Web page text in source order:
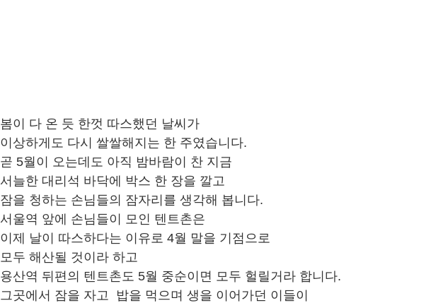
봄이 다 온 듯 한껏 따스했던 날씨가
이상하게도 다시 쌀쌀해지는 한 주였습니다.
곧 5월이 오는데도 아직 밤바람이 찬 지금
서늘한 대리석 바닥에 박스 한 장을 깔고
잠을 청하는 손님들의 잠자리를 생각해 봅니다.
서울역 앞에 손님들이 모인 텐트촌은
이제 날이 따스하다는 이유로 4월 말을 기점으로
모두 해산될 것이라 하고
용산역 뒤편의 텐트촌도 5월 중순이면 모두 헐릴거라 합니다.
그곳에서 잠을 자고  밥을 먹으며 생을 이어가던 이들이